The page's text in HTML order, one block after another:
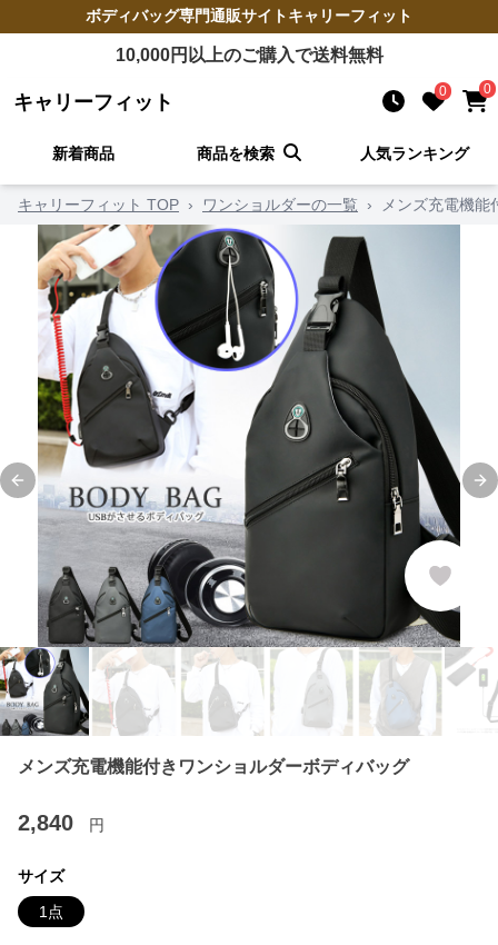
ボディバッグ専門通販サイトキャリーフィット
10,000円以上のご購入で送料無料
キャリーフィット 0 0
新着商品 商品を検索 人気ランキング
キャリーフィット TOP › ワンショルダーの一覧 › メンズ充電機
Previous slide
メンズ充電機能付きワンショルダーボディバッグ
2,840 円
サイズ
1点